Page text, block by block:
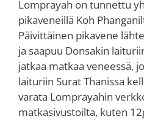
Lomprayah on tunnettu
pikaveneillä Koh
Päivittäinen pikavene
ja saapuu Donsakin
jatkaa matkaa veneessä,
laituriin Surat Thanissa
varata Lomprayahin
matkasivustoilta, kuten